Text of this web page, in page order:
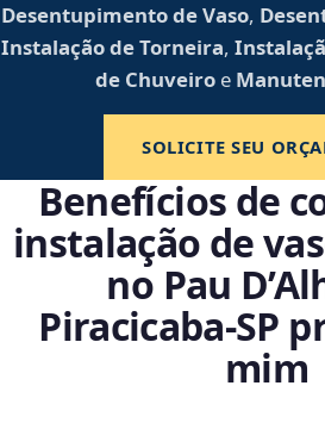
Desentupimento de Vaso,
Instalação de Torneira,
de Chuveiro e
SOLICITE SEU
Benefícios de
instalação de
no Pau
Piracicaba‑SP
mim